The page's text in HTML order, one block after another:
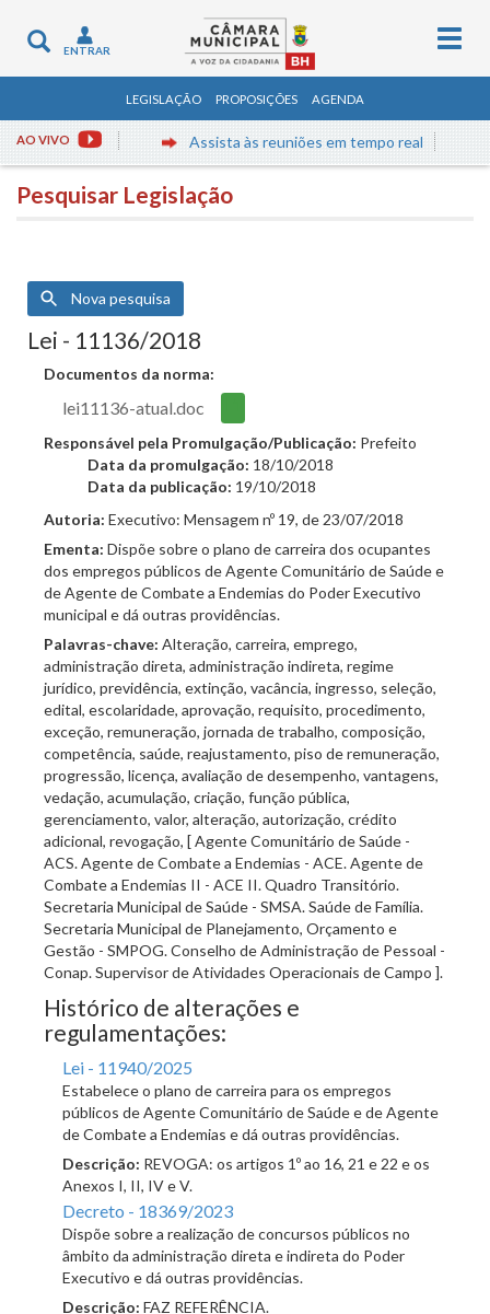
Toggle
navigation
ENTRAR
LEGISLAÇÃO PROPOSIÇÕES AGENDA
AO VIVO Assista às reuniões em tempo real
Pesquisar Legislação
Nova pesquisa
Lei - 11136/2018
Documentos da norma:
lei11136-atual.doc
Responsável pela Promulgação/Publicação: Prefeito
Data da promulgação: 18/10/2018
Data da publicação: 19/10/2018
Autoria: Executivo: Mensagem nº 19, de 23/07/2018
Ementa: Dispõe sobre o plano de carreira dos ocupantes
dos empregos públicos de Agente Comunitário de Saúde e
de Agente de Combate a Endemias do Poder Executivo
municipal e dá outras providências.
Palavras-chave: Alteração, carreira, emprego,
administração direta, administração indireta, regime
jurídico, previdência, extinção, vacância, ingresso, seleção,
edital, escolaridade, aprovação, requisito, procedimento,
exceção, remuneração, jornada de trabalho, composição,
competência, saúde, reajustamento, piso de remuneração,
progressão, licença, avaliação de desempenho, vantagens,
vedação, acumulação, criação, função pública,
gerenciamento, valor, alteração, autorização, crédito
adicional, revogação, [ Agente Comunitário de Saúde -
ACS. Agente de Combate a Endemias - ACE. Agente de
Combate a Endemias II - ACE II. Quadro Transitório.
Secretaria Municipal de Saúde - SMSA. Saúde de Família.
Secretaria Municipal de Planejamento, Orçamento e
Gestão - SMPOG. Conselho de Administração de Pessoal -
Conap. Supervisor de Atividades Operacionais de Campo ].
Histórico de alterações e
regulamentações:
Lei - 11940/2025
Estabelece o plano de carreira para os empregos
públicos de Agente Comunitário de Saúde e de Agente
de Combate a Endemias e dá outras providências.
Descrição: REVOGA: os artigos 1º ao 16, 21 e 22 e os
Anexos I, II, IV e V.
Decreto - 18369/2023
Dispõe sobre a realização de concursos públicos no
âmbito da administração direta e indireta do Poder
Executivo e dá outras providências.
Descrição: FAZ REFERÊNCIA.